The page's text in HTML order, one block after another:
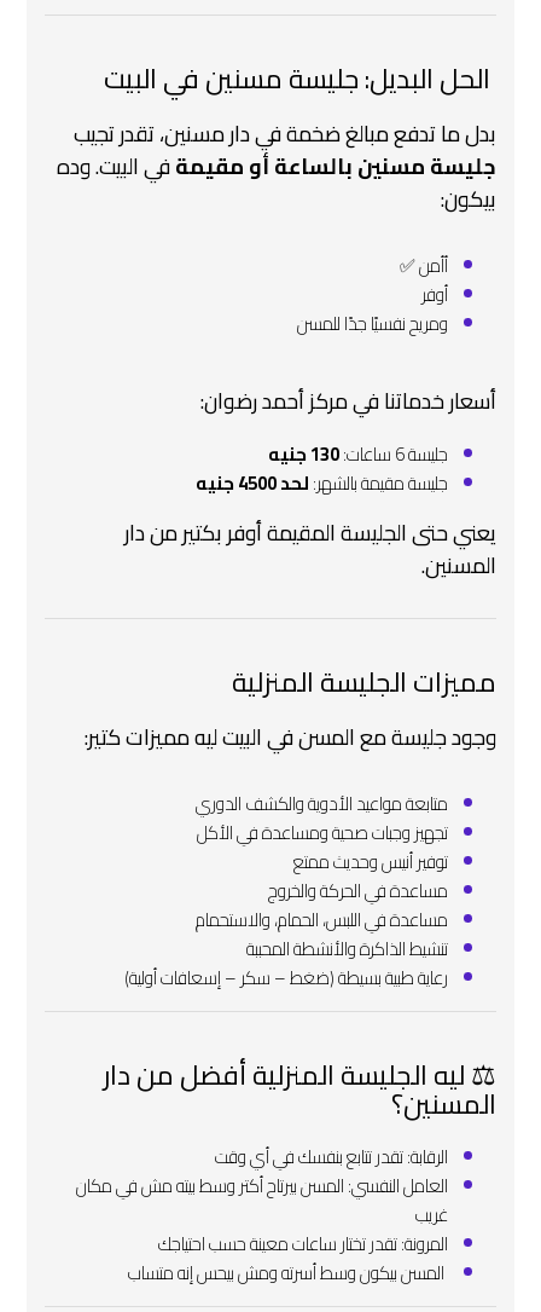
‍ الحل البديل: جليسة مسنين في البيت
بدل ما تدفع مبالغ ضخمة في دار مسنين، تقدر تجيب
جليسة مسنين بالساعة أو مقيمةفي البيت. وده
بيكون:
أأمن ✅
أوفر
ومريح نفسيًا جدًا للمسن
أسعار خدماتنا في مركز أحمد رضوان:
جليسة 6 ساعات:
130 جنيه
جليسة مقيمة بالشهر:لحد 4500 جنيه
يعني حتى الجليسة المقيمة أوفر بكتير من دار
المسنين.
مميزات الجليسة المنزلية
وجود جليسة مع المسن في البيت ليه مميزات كتير:
متابعة مواعيد الأدوية والكشف الدوري
تجهيز وجبات صحية ومساعدة في الأكل
توفير أنيس وحديث ممتع
مساعدة في الحركة والخروج
مساعدة في اللبس، الحمام، والاستحمام
تنشيط الذاكرة والأنشطة المحببة
رعاية طبية بسيطة (ضغط – سكر – إسعافات أولية)
⚖️ ليه الجليسة المنزلية أفضل من دار
المسنين؟
الرقابة: تقدر تتابع بنفسك في أي وقت
العامل النفسي: المسن بيرتاح أكتر وسط بيته مش في مكان
غريب
المرونة: تقدر تختار ساعات معينة حسب احتياجك
‍‍ المسن بيكون وسط أسرته ومش بيحس إنه متساب